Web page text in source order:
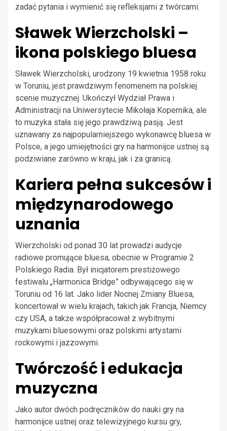
zadać pytania i wymienić się refleksjami z twórcami.
Sławek Wierzcholski –
ikona polskiego bluesa
Sławek Wierzcholski, urodzony 19 kwietnia 1958 roku
w Toruniu, jest prawdziwym fenomenem na polskiej
scenie muzycznej. Ukończył Wydział Prawa i
Administracji na Uniwersytecie Mikołaja Kopernika, ale
to muzyka stała się jego prawdziwą pasją. Jest
uznawany za najpopularniejszego wykonawcę bluesa w
Polsce, a jego umiejętności gry na harmonijce ustnej są
podziwiane zarówno w kraju, jak i za granicą.
Kariera pełna sukcesów i
międzynarodowego
uznania
Wierzcholski od ponad 30 lat prowadzi audycje
radiowe promujące bluesa, obecnie w Programie 2
Polskiego Radia. Był inicjatorem prestiżowego
festiwalu „Harmonica Bridge” odbywającego się w
Toruniu od 16 lat. Jako lider Nocnej Zmiany Bluesa,
koncertował w wielu krajach, takich jak Francja, Niemcy
czy USA, a także współpracował z wybitnymi
muzykami bluesowymi oraz polskimi artystami
rockowymi i jazzowymi.
Twórczość i edukacja
muzyczna
Jako autor dwóch podręczników do nauki gry na
harmonijce ustnej oraz telewizyjnego kursu gry,